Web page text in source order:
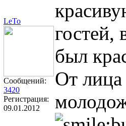
LeTo
Сообщений:
3420
Регистрация:
09.01.2012
гостей,
был
От лица